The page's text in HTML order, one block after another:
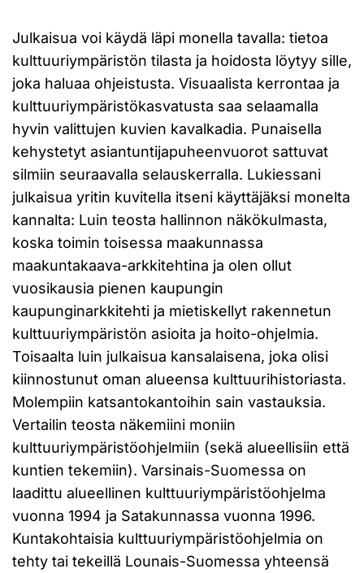
Julkaisua voi käydä läpi monella tavalla: tietoa
kulttuuriympäristön tilasta ja hoidosta löytyy sille,
joka haluaa ohjeistusta. Visuaalista kerrontaa ja
kulttuuriympäristökasvatusta saa selaamalla
hyvin valittujen kuvien kavalkadia. Punaisella
kehystetyt asiantuntijapuheenvuorot sattuvat
silmiin seuraavalla selauskerralla. Lukiessani
julkaisua yritin kuvitella itseni käyttäjäksi monelta
kannalta: Luin teosta hallinnon näkökulmasta,
koska toimin toisessa maakunnassa
maakuntakaava-arkkitehtina ja olen ollut
vuosikausia pienen kaupungin
kaupunginarkkitehti ja mietiskellyt rakennetun
kulttuuriympäristön asioita ja hoito-ohjelmia.
Toisaalta luin julkaisua kansalaisena, joka olisi
kiinnostunut oman alueensa kulttuurihistoriasta.
Molempiin katsantokantoihin sain vastauksia.
Vertailin teosta näkemiini moniin
kulttuuriympäristöohjelmiin (sekä alueellisiin että
kuntien tekemiin). Varsinais-Suomessa on
laadittu alueellinen kulttuuriympäristöohjelma
vuonna 1994 ja Satakunnassa vuonna 1996.
Kuntakohtaisia kulttuuriympäristöohjelmia on
tehty tai tekeillä Lounais-Suomessa yhteensä